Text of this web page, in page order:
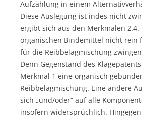
Aufzählung in einem
Diese Auslegung ist indes nicht
ergibt sich aus den Merkmalen 2.4.
organischen Bindemittel nicht rein
für die Reibbelagmischung
Denn Gegenstand des
Merkmal 1 eine organisch
Reibbelagmischung. Eine andere
sich „und/oder“ auf alle
insofern widersprüchlich.